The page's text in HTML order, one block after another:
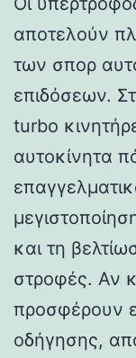
αποτελούν
των σπορ
επιδόσεων.
turbo
αυτοκίνητα
και τη
στροφές. Αν
προσφέρουν
οδήγησης,